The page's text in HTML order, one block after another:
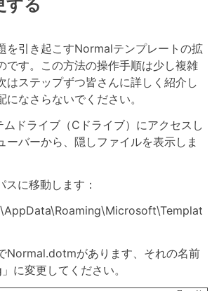
する
を引き起こすNormalテンプレートの拡
です。この方法の操作手順は少し複雑
はステップずつ皆さんに詳しく紹介し
になさらないでください。
ムドライブ（Cドライブ）にアクセスし
ーバーから、隠しファイルを表示しま
スに移動します：
Normal.dotmがあります、それの名前
に変更してください。